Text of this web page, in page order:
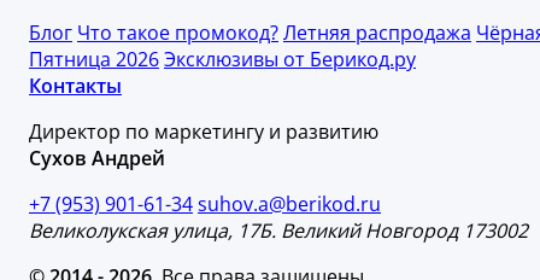
Блог Что такое промокод?Летняя распродажа
Пятница 2026Эксклюзивы от Берикод.ру
Контакты
Директор по маркетингу и развитию
Сухов Андрей
+7 (953) 901-61-34suhov.a@berikod.ru
Великолукская улица, 17Б. Великий Новгород 173002